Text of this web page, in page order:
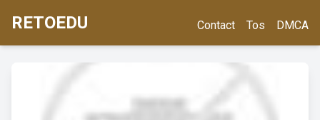
RETOEDU Contact Tos DMCA